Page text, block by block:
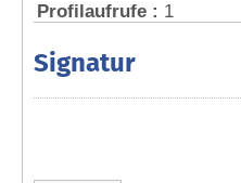
Profilaufrufe : 1
Signatur